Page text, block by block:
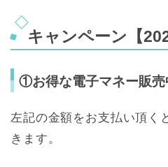
キャンペーン【
①お得な電子マネー販売
左記の金額をお支払い頂く
きます。